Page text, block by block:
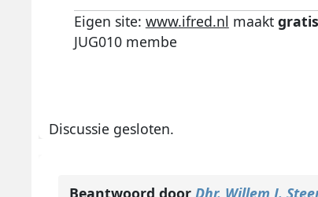
Eigen site: www.ifred.nl maakt gratis
JUG010 membe
Discussie gesloten.